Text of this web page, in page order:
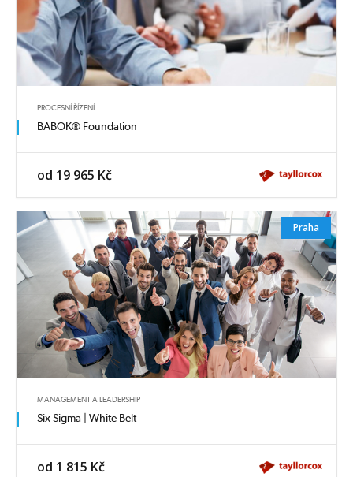
PROCESNÍ ŘÍZENÍ
BABOK® Foundation
od 19 965 Kč
Praha
MANAGEMENT A LEADERSHIP
Six Sigma | White Belt
od 1 815 Kč